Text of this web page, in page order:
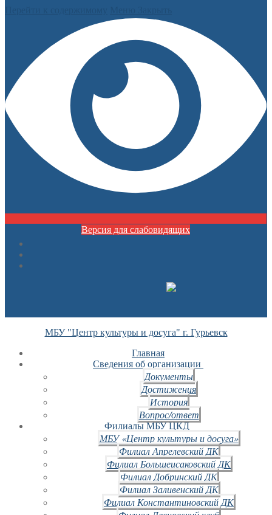
Версия для слабовидящих
МБУ "Центр культуры и досуга" г. Гурьевск
Главная
Сведения об организации
Документы
Достижения
История
Вопрос/ответ
Филиалы МБУ ЦКД
МБУ «Центр культуры и досуга»
Филиал Апрелевский ДК
Филиал Большеисаковский ДК
Филиал Добринский ДК
Филиал Заливенский ДК
Филиал Константиновский ДК